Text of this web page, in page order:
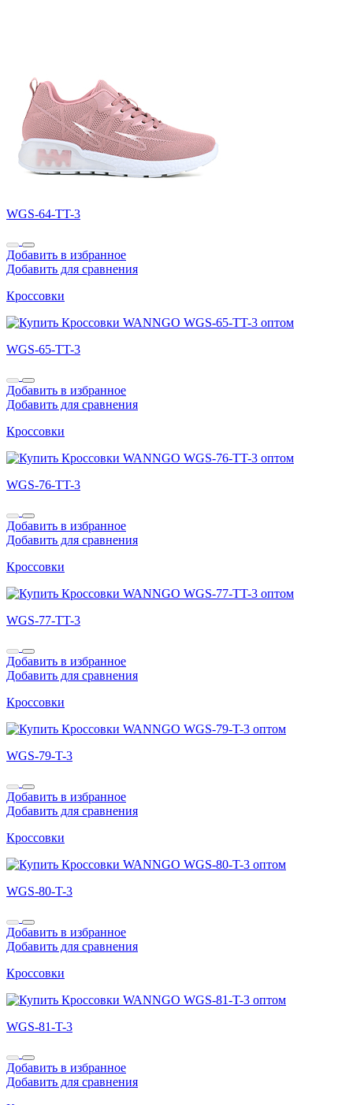
WGS-64-TT-3
Добавить в избранное
Добавить для сравнения
Кроссовки
WGS-65-TT-3
Добавить в избранное
Добавить для сравнения
Кроссовки
WGS-76-TT-3
Добавить в избранное
Добавить для сравнения
Кроссовки
WGS-77-TT-3
Добавить в избранное
Добавить для сравнения
Кроссовки
WGS-79-T-3
Добавить в избранное
Добавить для сравнения
Кроссовки
WGS-80-T-3
Добавить в избранное
Добавить для сравнения
Кроссовки
WGS-81-T-3
Добавить в избранное
Добавить для сравнения